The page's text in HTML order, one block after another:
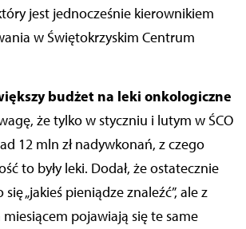
jest jednocześnie kierownikiem
w Świętokrzyskim Centrum
budżet na leki onkologiczne
że tylko w styczniu i lutym w ŚCO
12 mln zł nadywkonań, z czego
to były leki. Dodał, że ostatecznie
„jakieś pieniądze znaleźć”, ale z
pojawiają się te same